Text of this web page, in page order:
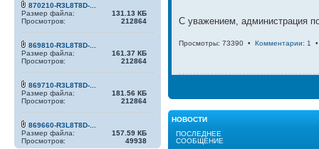
870210-R3L8T8D-...
Размер файла:
131.13 КБ
Просмотров:
212864
869810-R3L8T8D-...
Размер файла:
161.37 КБ
Просмотров:
212864
869710-R3L8T8D-...
Размер файла:
181.56 КБ
Просмотров:
212864
869660-R3L8T8D-...
Размер файла:
157.59 КБ
Просмотров:
49938
С уважением, администрация
Просмотры: 73390 • Комментарии: 1
НОВОСТИ
ПОСЛЕДНЕЕ
СООБЩЕНИЕ